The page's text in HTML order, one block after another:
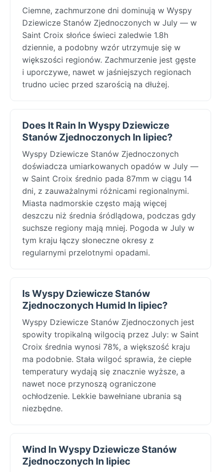
Ciemne, zachmurzone dni dominują w Wyspy
Dziewicze Stanów Zjednoczonych w July — w
Saint Croix słońce świeci zaledwie 1.8h
dziennie, a podobny wzór utrzymuje się w
większości regionów. Zachmurzenie jest gęste
i uporczywe, nawet w jaśniejszych regionach
trudno uciec przed szarością na dłużej.
Does It Rain In Wyspy Dziewicze
Stanów Zjednoczonych In lipiec?
Wyspy Dziewicze Stanów Zjednoczonych
doświadcza umiarkowanych opadów w July —
w Saint Croix średnio pada 87mm w ciągu 14
dni, z zauważalnymi różnicami regionalnymi.
Miasta nadmorskie często mają więcej
deszczu niż średnia śródlądowa, podczas gdy
suchsze regiony mają mniej. Pogoda w July w
tym kraju łączy słoneczne okresy z
regularnymi przelotnymi opadami.
Is Wyspy Dziewicze Stanów
Zjednoczonych Humid In lipiec?
Wyspy Dziewicze Stanów Zjednoczonych jest
spowity tropikalną wilgocią przez July: w Saint
Croix średnia wynosi 78%, a większość kraju
ma podobnie. Stała wilgoć sprawia, że ciepłe
temperatury wydają się znacznie wyższe, a
nawet noce przynoszą ograniczone
ochłodzenie. Lekkie bawełniane ubrania są
niezbędne.
Wind In Wyspy Dziewicze Stanów
Zjednoczonych In lipiec